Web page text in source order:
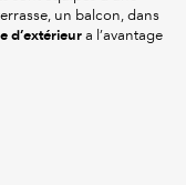
un balcon, dans
d’extérieur a l’avantage